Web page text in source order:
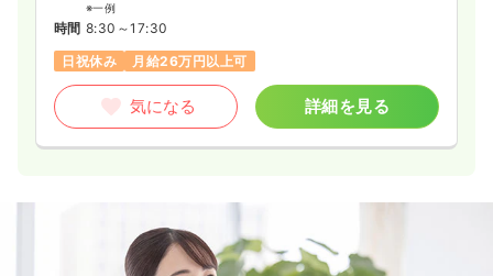
※一例
時間 8:30～17:30
日祝休み
月給26万円以上可
気になる 詳細を見る